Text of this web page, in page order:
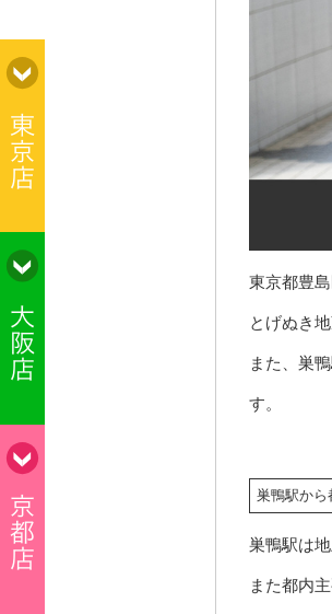
東京都豊
とげぬき
また、巣
す。
巣鴨駅から
巣鴨駅は
また都内